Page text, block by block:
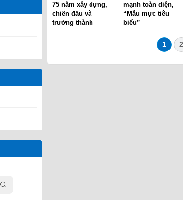
75 năm xây dựng,
chiến đấu và
trưởng thành
mạnh toàn diện,
“Mẫu mực tiêu
biểu”
1 2